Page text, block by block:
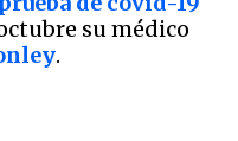
su médico
.